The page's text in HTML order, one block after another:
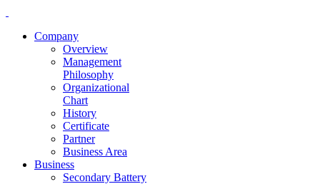
Company
Overview
Management
Philosophy
Organizational
Chart
History
Certificate
Partner
Business Area
Business
Secondary Battery